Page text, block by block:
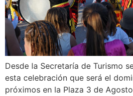
Desde la Secretaría de Turismo
esta celebración que será el
próximos en la Plaza 3 de